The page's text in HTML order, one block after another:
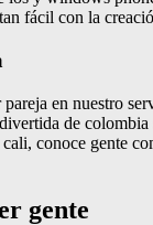
fácil con la
en nuestro
de
conoce gente
gente